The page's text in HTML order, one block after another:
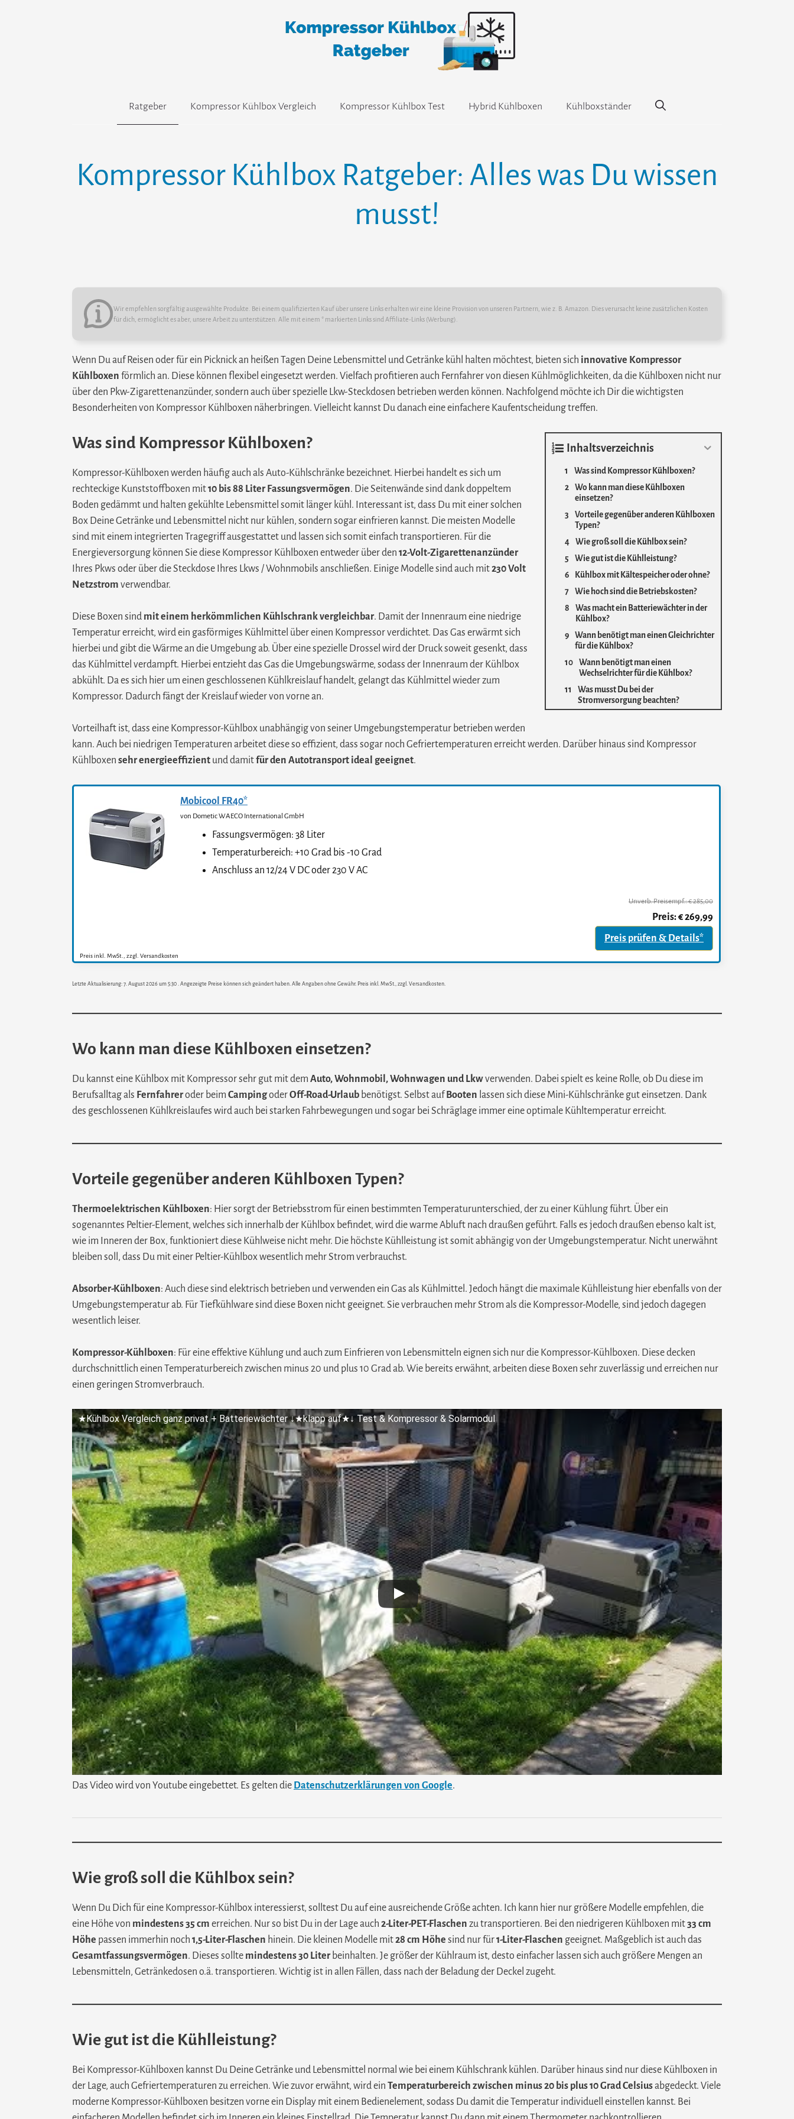
Ratgeber Kompressor Kühlbox Vergleich Kompressor Kühlbox Test Hybrid Kühlboxen Kühlboxständer
Kompressor Kühlbox Ratgeber: Alles was Du wissen
musst!
Wir empfehlen sorgfältig ausgewählte Produkte. Bei einem qualifizierten Kauf über unsere Links erhalten wir eine kleine Provision von unseren Partnern, wie z. B. Amazon. Dies verursacht keine zusätzlichen Kosten
für dich, ermöglicht es aber, unsere Arbeit zu unterstützen. Alle mit einem * markierten Links sind Affiliate-Links (Werbung).
Wenn Du auf Reisen oder für ein Picknick an heißen Tagen Deine Lebensmittel und Getränke kühl halten möchtest, bieten sich innovative Kompressor
Kühlboxen förmlich an. Diese können flexibel eingesetzt werden. Vielfach profitieren auch Fernfahrer von diesen Kühlmöglichkeiten, da die Kühlboxen nicht nur
über den Pkw-Zigarettenanzünder, sondern auch über spezielle Lkw-Steckdosen betrieben werden können. Nachfolgend möchte ich Dir die wichtigsten
Besonderheiten von Kompressor Kühlboxen näherbringen. Vielleicht kannst Du danach eine einfachere Kaufentscheidung treffen.
Inhaltsverzeichnis
Was sind Kompressor Kühlboxen?
Wo kann man diese Kühlboxen
einsetzen?
Vorteile gegenüber anderen Kühlboxen
Typen?
Wie groß soll die Kühlbox sein?
Wie gut ist die Kühlleistung?
Kühlbox mit Kältespeicher oder ohne?
Wie hoch sind die Betriebskosten?
Was macht ein Batteriewächter in der
Kühlbox?
Wann benötigt man einen Gleichrichter
für die Kühlbox?
Wann benötigt man einen
Wechselrichter für die Kühlbox?
Was musst Du bei der
Stromversorgung beachten?
Was sind Kompressor Kühlboxen?
Kompressor-Kühlboxen werden häufig auch als Auto-Kühlschränke bezeichnet. Hierbei handelt es sich um
rechteckige Kunststoffboxen mit10 bis 88 Liter Fassungsvermögen. Die Seitenwände sind dank doppeltem
Boden gedämmt und halten gekühlte Lebensmittel somit länger kühl. Interessant ist, dass Du mit einer solchen
Box Deine Getränke und Lebensmittel nicht nur kühlen, sondern sogar einfrieren kannst. Die meisten Modelle
sind mit einem integrierten Tragegriff ausgestattet und lassen sich somit einfach transportieren. Für die
Energieversorgung können Sie diese Kompressor Kühlboxen entweder über den 12-Volt-Zigarettenanzünder
Ihres Pkws oder über die Steckdose Ihres Lkws / Wohnmobils anschließen. Einige Modelle sind auch mit230 Volt
Netzstrom verwendbar.
Diese Boxen sind mit einem herkömmlichen Kühlschrank vergleichbar. Damit der Innenraum eine niedrige
Temperatur erreicht, wird ein gasförmiges Kühlmittel über einen Kompressor verdichtet. Das Gas erwärmt sich
hierbei und gibt die Wärme an die Umgebung ab. Über eine spezielle Drossel wird der Druck soweit gesenkt, dass
das Kühlmittel verdampft. Hierbei entzieht das Gas die Umgebungswärme, sodass der Innenraum der Kühlbox
abkühlt. Da es sich hier um einen geschlossenen Kühlkreislauf handelt, gelangt das Kühlmittel wieder zum
Kompressor. Dadurch fängt der Kreislauf wieder von vorne an.
Vorteilhaft ist, dass eine Kompressor-Kühlbox unabhängig von seiner Umgebungstemperatur betrieben werden
kann. Auch bei niedrigen Temperaturen arbeitet diese so effizient, dass sogar noch Gefriertemperaturen erreicht werden. Darüber hinaus sind Kompressor
Kühlboxen sehr energieeffizient und damitfür den Autotransport ideal geeignet.
Mobicool FR40*
von Dometic WAECO International GmbH
Fassungsvermögen: 38 Liter
Temperaturbereich: +10 Grad bis -10 Grad
Anschluss an 12/24 V DC oder 230 V AC
Unverb. Preisempf.: € 285,00
Preis: € 269,99
Preis prüfen & Details*
Preis inkl. MwSt., zzgl. Versandkosten
Letzte Aktualisierung: 7. August 2026 um 5:30 . Angezeigte Preise können sich geändert haben. Alle Angaben ohne Gewähr. Preis inkl. MwSt., zzgl. Versandkosten.
Wo kann man diese Kühlboxen einsetzen?
Du kannst eine Kühlbox mit Kompressor sehr gut mit dem Auto, Wohnmobil, Wohnwagen und Lkwverwenden. Dabei spielt es keine Rolle, ob Du diese im
Berufsalltag als Fernfahreroder beim CampingoderOff-Road-Urlaub benötigst. Selbst auf Booten lassen sich diese Mini-Kühlschränke gut einsetzen. Dank
des geschlossenen Kühlkreislaufes wird auch bei starken Fahrbewegungen und sogar bei Schräglage immer eine optimale Kühltemperatur erreicht.
Vorteile gegenüber anderen Kühlboxen Typen?
Thermoelektrischen Kühlboxen: Hier sorgt der Betriebsstrom für einen bestimmten Temperaturunterschied, der zu einer Kühlung führt. Über ein
sogenanntes Peltier-Element, welches sich innerhalb der Kühlbox befindet, wird die warme Abluft nach draußen geführt. Falls es jedoch draußen ebenso kalt ist,
wie im Inneren der Box, funktioniert diese Kühlweise nicht mehr. Die höchste Kühlleistung ist somit abhängig von der Umgebungstemperatur. Nicht unerwähnt
bleiben soll, dass Du mit einer Peltier-Kühlbox wesentlich mehr Strom verbrauchst.
Absorber-Kühlboxen: Auch diese sind elektrisch betrieben und verwenden ein Gas als Kühlmittel. Jedoch hängt die maximale Kühlleistung hier ebenfalls von der
Umgebungstemperatur ab. Für Tiefkühlware sind diese Boxen nicht geeignet. Sie verbrauchen mehr Strom als die Kompressor-Modelle, sind jedoch dagegen
wesentlich leiser.
Kompressor-Kühlboxen: Für eine effektive Kühlung und auch zum Einfrieren von Lebensmitteln eignen sich nur die Kompressor-Kühlboxen. Diese decken
durchschnittlich einen Temperaturbereich zwischen minus 20 und plus 10 Grad ab. Wie bereits erwähnt, arbeiten diese Boxen sehr zuverlässig und erreichen nur
einen geringen Stromverbrauch.
★Kühlbox Vergleich ganz privat + Batteriewächter ↓★klapp auf★↓ Test & Kompressor & Solarmodul
Das Video wird von Youtube eingebettet. Es gelten die Datenschutzerklärungen von Google.
Wie groß soll die Kühlbox sein?
Wenn Du Dich für eine Kompressor-Kühlbox interessierst, solltest Du auf eine ausreichende Größe achten. Ich kann hier nur größere Modelle empfehlen, die
eine Höhe von mindestens 35 cm erreichen. Nur so bist Du in der Lage auch 2-Liter-PET-Flaschen zu transportieren. Bei den niedrigeren Kühlboxen mit33 cm
Höhe passen immerhin noch 1,5-Liter-Flaschen hinein. Die kleinen Modelle mit28 cm Höhe sind nur für1-Liter-Flaschen geeignet. Maßgeblich ist auch das
Gesamtfassungsvermögen. Dieses sollte mindestens 30 Literbeinhalten. Je größer der Kühlraum ist, desto einfacher lassen sich auch größere Mengen an
Lebensmitteln, Getränkedosen o.ä. transportieren. Wichtig ist in allen Fällen, dass nach der Beladung der Deckel zugeht.
Wie gut ist die Kühlleistung?
Bei Kompressor-Kühlboxen kannst Du Deine Getränke und Lebensmittel normal wie bei einem Kühlschrank kühlen. Darüber hinaus sind nur diese Kühlboxen in
der Lage, auch Gefriertemperaturen zu erreichen. Wie zuvor erwähnt, wird ein Temperaturbereich zwischen minus 20 bis plus 10 Grad Celsiusabgedeckt. Viele
moderne Kompressor-Kühlboxen besitzen vorne ein Display mit einem Bedienelement, sodass Du damit die Temperatur individuell einstellen kannst. Bei